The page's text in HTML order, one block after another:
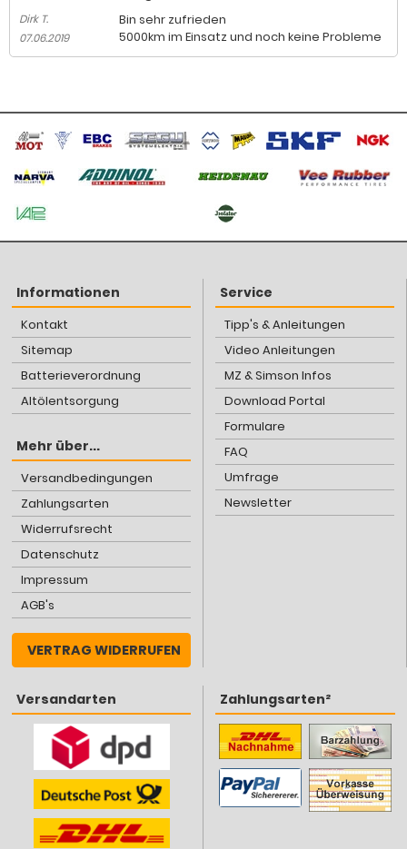
Dirk T.
07.06.2019
Bin sehr zufrieden
5000km im Einsatz und noch keine Probleme
Informationen
Kontakt
Sitemap
Batterieverordnung
Altölentsorgung
Mehr über...
Versandbedingungen
Zahlungsarten
Widerrufsrecht
Datenschutz
Impressum
AGB's
VERTRAG WIDERRUFEN
Service
Tipp's & Anleitungen
Video Anleitungen
MZ & Simson Infos
Download Portal
Formulare
FAQ
Umfrage
Newsletter
Versandarten Zahlungsarten²